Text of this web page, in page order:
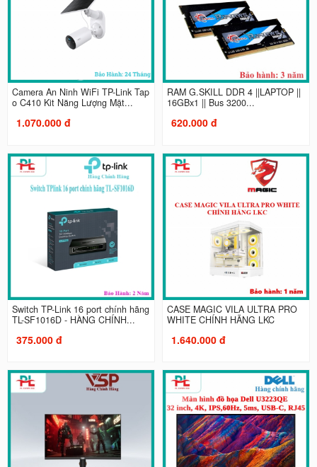
Camera An Ninh WiFi TP-Link Tap
o C410 Kit Năng Lượng Mặt...
1.070.000 đ
RAM G.SKILL DDR 4 ||LAPTOP ||
16GBx1 || Bus 3200...
620.000 đ
Switch TP-Link 16 port chính hãng
TL-SF1016D - HÀNG CHÍNH...
375.000 đ
CASE MAGIC VILA ULTRA PRO
WHITE CHÍNH HÃNG LKC
1.640.000 đ